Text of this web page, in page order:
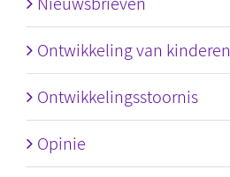
Ontwikkeling van kinderen
Ontwikkelingsstoornis
Opinie